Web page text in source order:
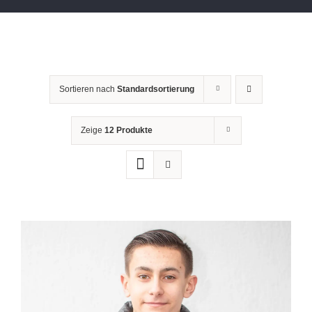
Sortieren nach Standardsortierung
Zeige 12 Produkte